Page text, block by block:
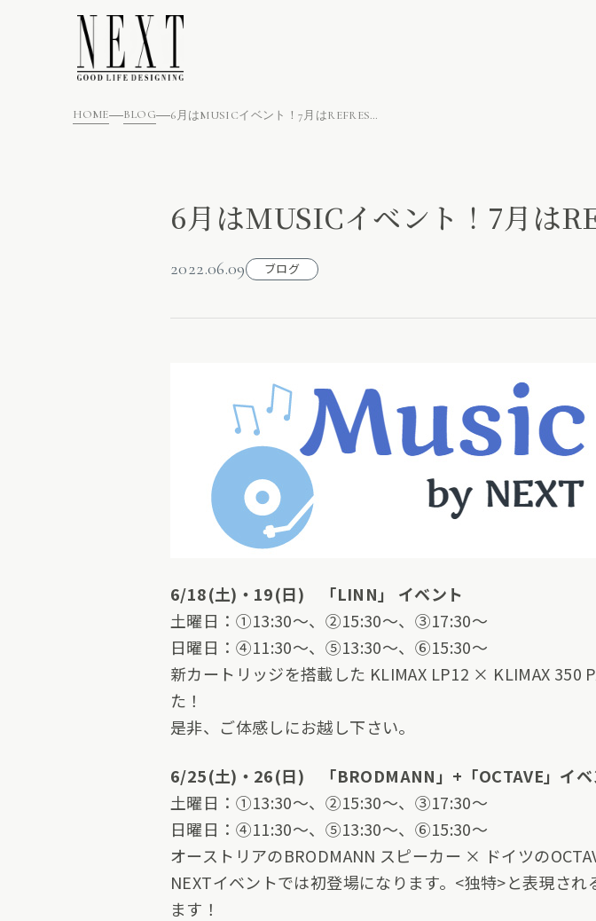
HOME BLOG 6月はMUSICイベント！7月はREFRESHイベント開催です！
6月はMUSICイベント！7月は
2022.06.09 ブログ
6/18(土)・19(日) 「LINN」 イベント
土曜日：①13:30～、②15:30～、③17:30～
日曜日：④11:30～、⑤13:30～、⑥15:30～
新カートリッジを搭載した KLIMAX LP12 × KLIMAX 350
た！
是非、ご体感しにお越し下さい。
6/25(土)・26(日) 「BRODMANN」+「OCTAVE」イベ
土曜日：①13:30～、②15:30～、③17:30～
日曜日：④11:30～、⑤13:30～、⑥15:30～
オーストリアのBRODMANN スピーカー × ドイツの
NEXTイベントでは初登場になります。<独特>と表現さ
ます！